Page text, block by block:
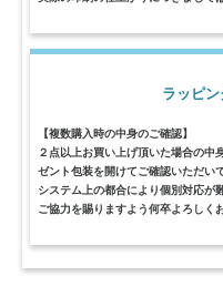
ラッピ
【複数購入時の中身のご確認】
２点以上お買い上げ頂いた場合の中
ゼント包装を開けてご確認いただい
システム上の都合により個別対応が
ご協力を賜りますよう何卒よろしく